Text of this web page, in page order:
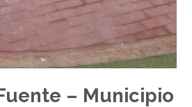
– Municipio